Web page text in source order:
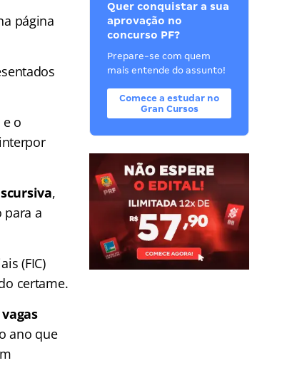
página
o
,
para a
(FIC)
certame.
vagas
ano que
Quer conquistar a sua
aprovação no
concurso PF?
Prepare-se com quem
mais entende do assunto!
Comece a estudar no
Gran Cursos